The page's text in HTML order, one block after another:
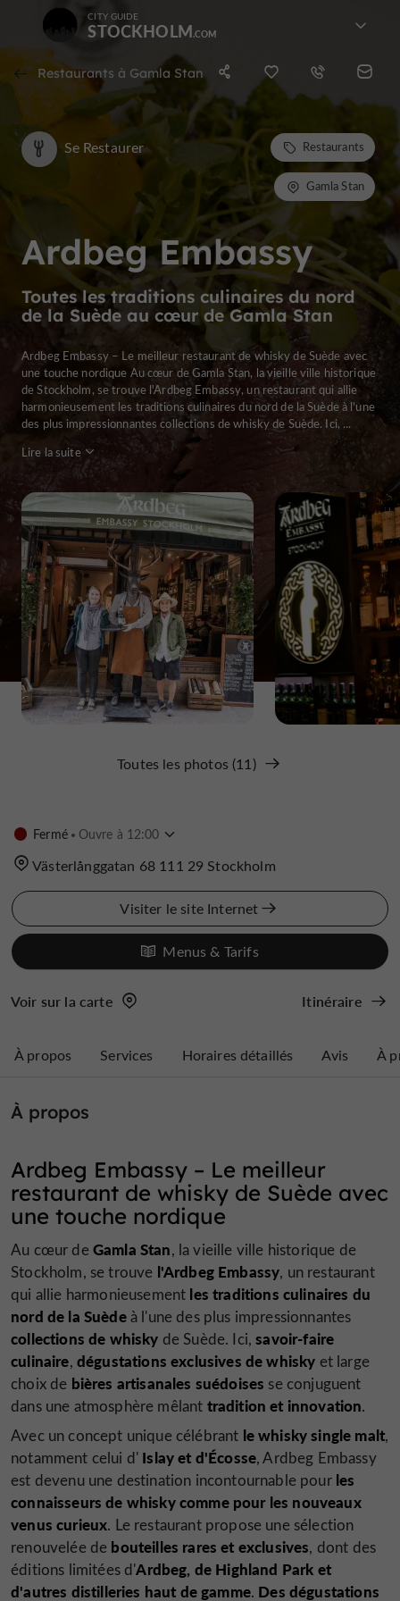
CITY GUIDE
STOCKHOLM
Restaurants à Gamla Stan
Ardbeg Embassy
Toutes les traditions culinaires du nord
de la Suède au cœur de Gamla Stan
Se Restaurer Restaurants
Gamla Stan
Ardbeg Embassy – Le meilleur restaurant de whisky de Suède avec
une touche nordique Au cœur de Gamla Stan, la vieille ville historique
de Stockholm, se trouve l'Ardbeg Embassy, un restaurant qui allie
harmonieusement les traditions culinaires du nord de la Suède à l'une
des plus impressionnantes collections de whisky de Suède. Ici, ...
Lire la suite
Toutes les photos (11)
Fermé Ouvre à 12:00
Västerlånggatan 68 111 29 Stockholm
Visiter le site Internet
Menus & Tarifs
Voir sur la carte Itinéraire
À propos Services Horaires détaillés Avis À
À propos
Ardbeg Embassy – Le meilleur
restaurant de whisky de Suède avec
une touche nordique
Au cœur deGamla Stan, la vieille ville historique de
Stockholm, se trouve l'Ardbeg Embassy, un restaurant
qui allie harmonieusement les traditions culinaires du
nord de la Suèdeà l'une des plus impressionnantes
collections de whisky de Suède. Ici,savoir-faire
culinaire, dégustations exclusives de whisky et large
choix de bières artisanales suédoises se conjuguent
dans une atmosphère mêlant tradition et innovation.
Avec un concept unique célébrant le whisky single malt,
notamment celui d' Islay et d'Écosse, Ardbeg Embassy
est devenu une destination incontournable pour les
connaisseurs de whisky comme pour les nouveaux
venus curieux. Le restaurant propose une sélection
renouvelée de bouteilles rares et exclusives, dont des
éditions limitées d'Ardbeg, de Highland Park et
d'autres distilleries haut de gamme. Des dégustations